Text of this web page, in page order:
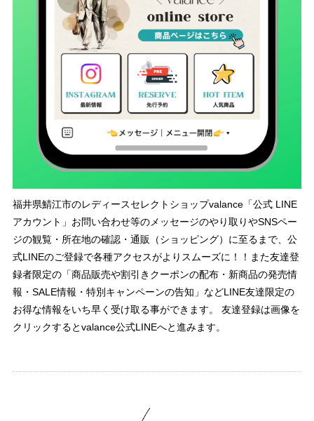
福井県鯖江市のレディースセレクトショップvalance「公式 LINE
アカウント」お問い合わせ等のメッセージのやり取りやSNSペー
ジの観覧・所在地の確認・通販（ショッピング）に至るまで、公
式LINEのご登録で各種アクセスがよりスムーズに！！また友達登
録者限定の「商品販売や割引きクーポンの配布・新商品の発売情
報・SALE情報・特別キャンペーンの告知」などLINE友達限定の
お得な情報をいち早く受け取る事ができます。 友達登録は画像を
クリックするとvalance公式LINEへと進みます。